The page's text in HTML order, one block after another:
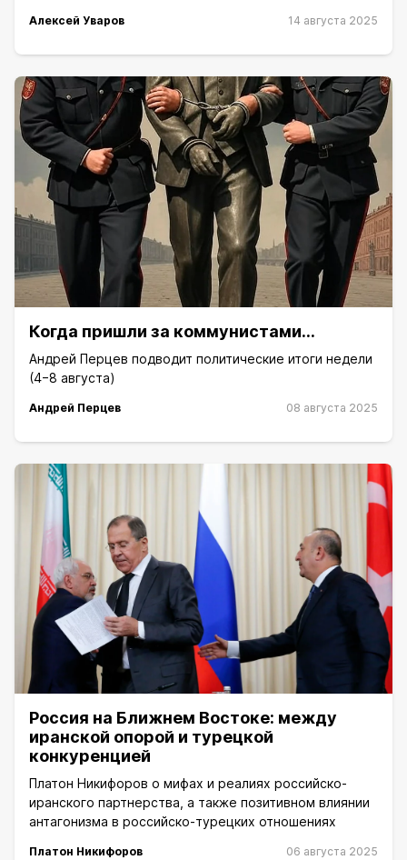
Алексей Уваров 14 августа 2025
Когда пришли за коммунистами…
Андрей Перцев подводит политические итоги недели
(4−8 августа)
Андрей Перцев 08 августа 2025
Россия на Ближнем Востоке: между
иранской опорой и турецкой
конкуренцией
Платон Никифоров о мифах и реалиях российско-
иранского партнерства, а также позитивном влиянии
антагонизма в российско-турецких отношениях
Платон Никифоров 06 августа 2025